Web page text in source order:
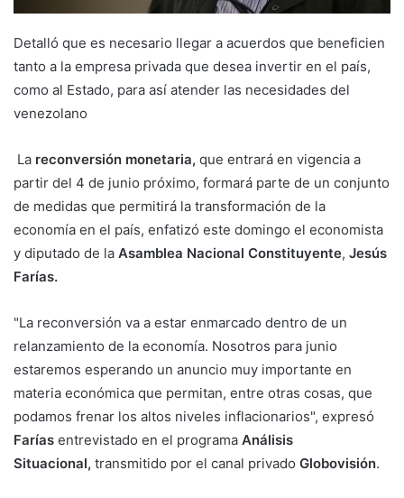
Detalló que es necesario llegar a acuerdos que beneficien
tanto a la empresa privada que desea invertir en el país,
como al Estado, para así atender las necesidades del
venezolano
La reconversión monetaria, que entrará en vigencia a
partir del 4 de junio próximo, formará parte de un conjunto
de medidas que permitirá la transformación de la
economía en el país, enfatizó este domingo el economista
y diputado de la Asamblea Nacional Constituyente, Jesús
Farías.
"La reconversión va a estar enmarcado dentro de un
relanzamiento de la economía. Nosotros para junio
estaremos esperando un anuncio muy importante en
materia económica que permitan, entre otras cosas, que
podamos frenar los altos niveles inflacionarios", expresó
Farías entrevistado en el programa Análisis
Situacional, transmitido por el canal privado Globovisión.